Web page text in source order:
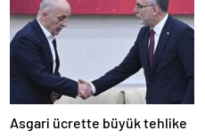
Asgari ücrette büyük tehlike